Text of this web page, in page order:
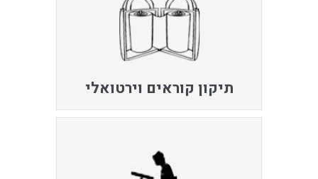
תיקון קוראים וירטואלי